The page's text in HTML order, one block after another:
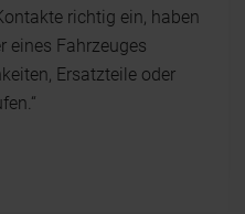
richtig ein, haben
eines Fahrzeuges
Ersatzteile oder